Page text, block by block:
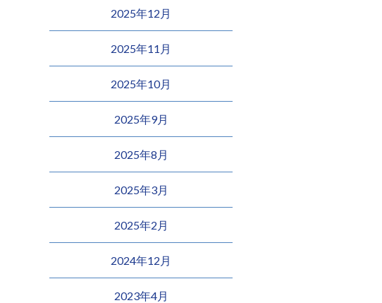
2025年12月
2025年11月
2025年10月
2025年9月
2025年8月
2025年3月
2025年2月
2024年12月
2023年4月